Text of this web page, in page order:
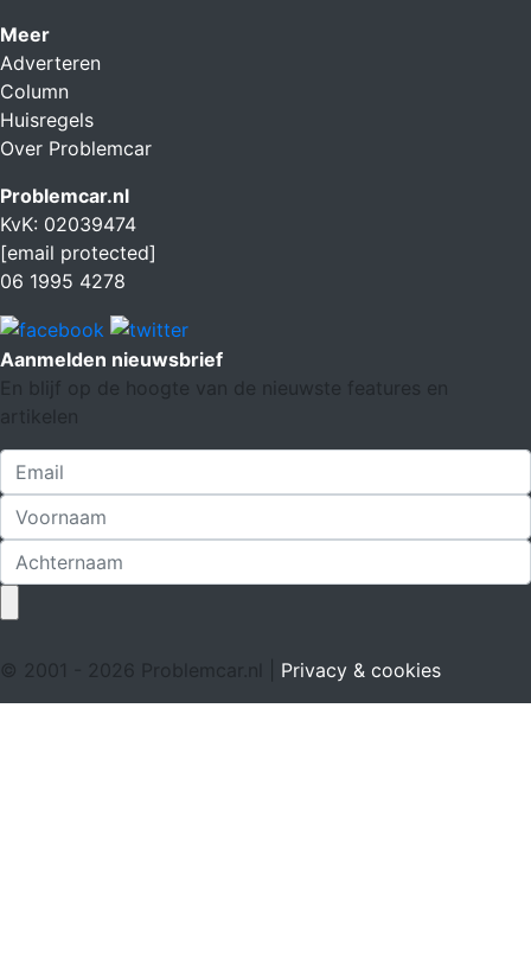
Meer
Adverteren
Column
Huisregels
Over Problemcar
Problemcar.nl
KvK: 02039474
[email protected]
06 1995 4278
Aanmelden nieuwsbrief
En blijf op de hoogte van de nieuwste features en
artikelen
© 2001 - 2026 Problemcar.nl | Privacy & cookies